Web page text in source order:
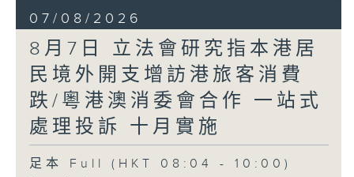
07/08/2026
8月7日 立法會研究指本港居
民境外開支增訪港旅客消費
跌/粵港澳消委會合作 一站式
處理投訴 十月實施
足本 Full (HKT 08:04 - 10:00)